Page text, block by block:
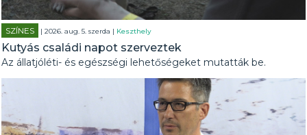
SZÍNES | 2026. aug. 5. szerda | Keszthely
Kutyás családi napot szerveztek
Az állatjóléti- és egészségi lehetőségeket mutatták be.